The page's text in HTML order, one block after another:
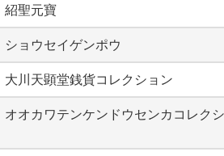
紹聖元寶
ショウセイゲンポウ
大川天顕堂銭貨コレクション
オオカワテンケンドウセンカコレク